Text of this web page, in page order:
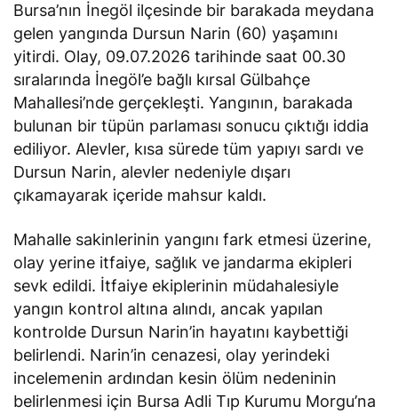
Bursa’nın İnegöl ilçesinde bir barakada meydana
gelen yangında Dursun Narin (60) yaşamını
yitirdi. Olay, 09.07.2026 tarihinde saat 00.30
sıralarında İnegöl’e bağlı kırsal Gülbahçe
Mahallesi’nde gerçekleşti. Yangının, barakada
bulunan bir tüpün parlaması sonucu çıktığı iddia
ediliyor. Alevler, kısa sürede tüm yapıyı sardı ve
Dursun Narin, alevler nedeniyle dışarı
çıkamayarak içeride mahsur kaldı.
Mahalle sakinlerinin yangını fark etmesi üzerine,
olay yerine itfaiye, sağlık ve jandarma ekipleri
sevk edildi. İtfaiye ekiplerinin müdahalesiyle
yangın kontrol altına alındı, ancak yapılan
kontrolde Dursun Narin’in hayatını kaybettiği
belirlendi. Narin’in cenazesi, olay yerindeki
incelemenin ardından kesin ölüm nedeninin
belirlenmesi için Bursa Adli Tıp Kurumu Morgu’na